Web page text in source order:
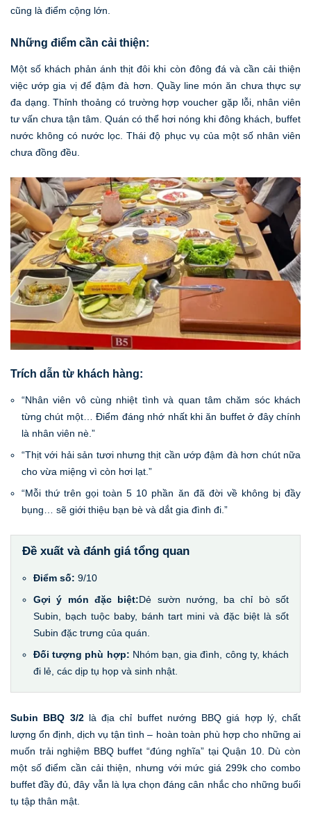
cũng là điểm cộng lớn.
Những điểm cần cải thiện:
Một số khách phản ánh thịt đôi khi còn đông đá và cần cải thiện
việc ướp gia vị để đậm đà hơn. Quầy line món ăn chưa thực sự
đa dạng. Thỉnh thoảng có trường hợp voucher gặp lỗi, nhân viên
tư vấn chưa tận tâm. Quán có thể hơi nóng khi đông khách, buffet
nước không có nước lọc. Thái độ phục vụ của một số nhân viên
chưa đồng đều.
Trích dẫn từ khách hàng:
“Nhân viên vô cùng nhiệt tình và quan tâm chăm sóc khách
từng chút một… Điểm đáng nhớ nhất khi ăn buffet ở đây chính
là nhân viên nè.”
“Thịt với hải sản tươi nhưng thịt cần ướp đậm đà hơn chút nữa
cho vừa miệng vì còn hơi lạt.”
“Mỗi thứ trên gọi toàn 5 10 phần ăn đã đời về không bị đầy
bụng… sẽ giới thiệu bạn bè và dắt gia đình đi.”
Đề xuất và đánh giá tổng quan
Điểm số: 9/10
Gợi ý món đặc biệt:Dẻ sườn nướng, ba chỉ bò sốt
Subin, bạch tuộc baby, bánh tart mini và đặc biệt là sốt
Subin đặc trưng của quán.
Đối tượng phù hợp: Nhóm bạn, gia đình, công ty, khách
đi lẻ, các dịp tụ họp và sinh nhật.
Subin BBQ 3/2là địa chỉ buffet nướng BBQ giá hợp lý, chất
lượng ổn định, dịch vụ tận tình – hoàn toàn phù hợp cho những ai
muốn trải nghiệm BBQ buffet “đúng nghĩa” tại Quận 10. Dù còn
một số điểm cần cải thiện, nhưng với mức giá 299k cho combo
buffet đầy đủ, đây vẫn là lựa chọn đáng cân nhắc cho những buổi
tụ tập thân mật.